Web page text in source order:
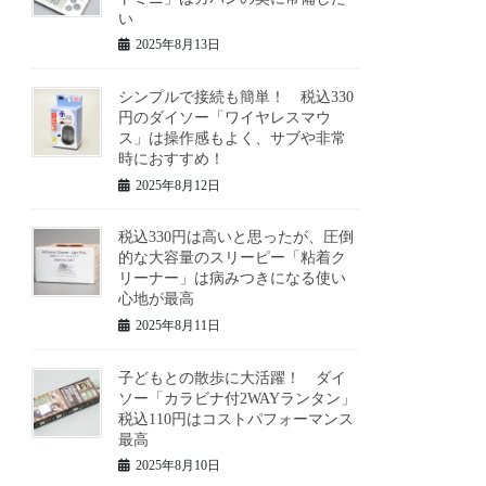
い
2025年8月13日
シンプルで接続も簡単！ 税込330
円のダイソー「ワイヤレスマウ
ス」は操作感もよく、サブや非常
時におすすめ！
2025年8月12日
税込330円は高いと思ったが、圧倒
的な大容量のスリーピー「粘着ク
リーナー」は病みつきになる使い
心地が最高
2025年8月11日
子どもとの散歩に大活躍！ ダイ
ソー「カラビナ付2WAYランタン」
税込110円はコストパフォーマンス
最高
2025年8月10日